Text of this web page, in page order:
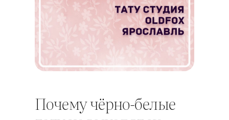
Почему чёрно-белые